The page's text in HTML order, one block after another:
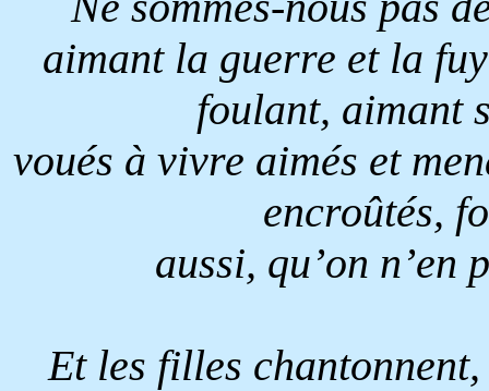
aimant la guerre et la
foulant, aimant
voués à vivre aimés et
encroûtés,
aussi, qu’on n’en
Et les filles